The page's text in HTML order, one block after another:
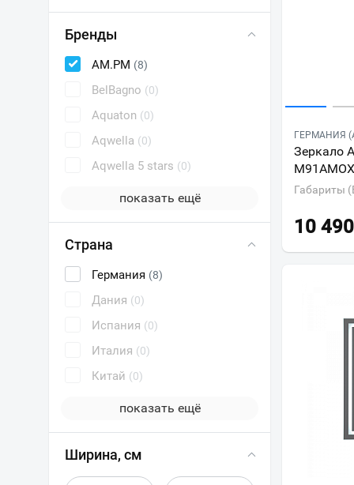
Бренды
AM.PM (8)
BelBagno (0)
Aquaton (0)
Aqwella (0)
Aqwella 5 stars (0)
показать ещё
Страна
Германия (8)
Дания (0)
Испания (0)
Италия (0)
Китай (0)
показать ещё
Ширина, см
ГЕРМАНИЯ
Зеркало
Габариты
10 490